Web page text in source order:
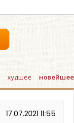
худшее новейшее
17.07.2021 11:55